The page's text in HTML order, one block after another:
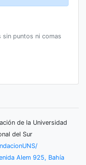
sin puntos ni comas
de la Universidad
del Sur
Alem 925, Bahía